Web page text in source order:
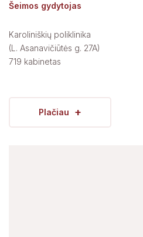
Šeimos gydytojas
Karoliniškių poliklinika
(L. Asanavičiūtės g. 27A)
719 kabinetas
Plačiau +